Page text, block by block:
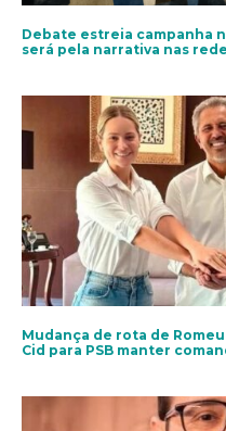
Debate estreia campanha
será pela narrativa nas
Mudança de rota de
Cid para PSB manter